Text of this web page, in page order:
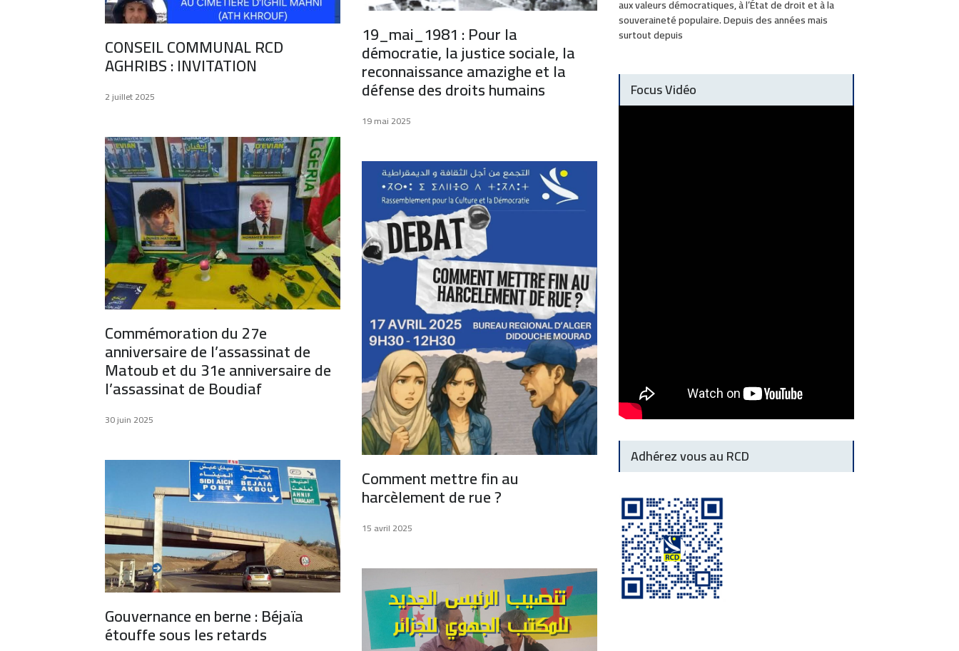
CONSEIL COMMUNAL RCD
AGHRIBS : INVITATION
2 juillet 2025
Commémoration du 27e
anniversaire de l’assassinat de
Matoub et du 31e anniversaire de
l’assassinat de Boudiaf
30 juin 2025
Gouvernance en berne : Béjaïa
étouffe sous les retards
19_mai_1981 : Pour la
démocratie, la justice sociale, la
reconnaissance amazighe et la
défense des droits humains
19 mai 2025
Comment mettre fin au
harcèlement de rue ?
15 avril 2025
aux valeurs démocratiques, à l’État de droit et à la
souveraineté populaire. Depuis des années mais
surtout depuis
Focus Vidéo
Adhérez vous au RCD